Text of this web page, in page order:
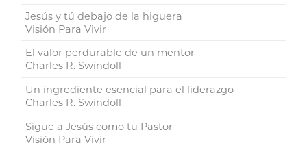
Jesús y tú debajo de la higuera
Visión Para Vivir
El valor perdurable de un mentor
Charles R. Swindoll
Un ingrediente esencial para el liderazgo
Charles R. Swindoll
Sigue a Jesús como tu Pastor
Visión Para Vivir